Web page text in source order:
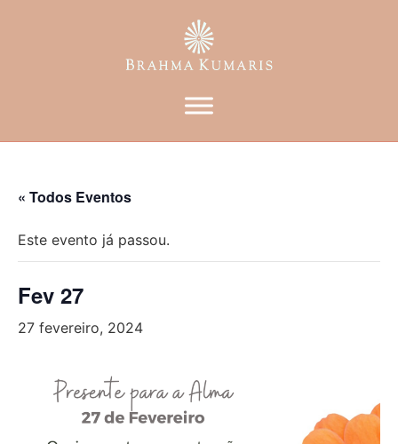
« Todos Eventos
Este evento já passou.
Fev 27
27 fevereiro, 2024